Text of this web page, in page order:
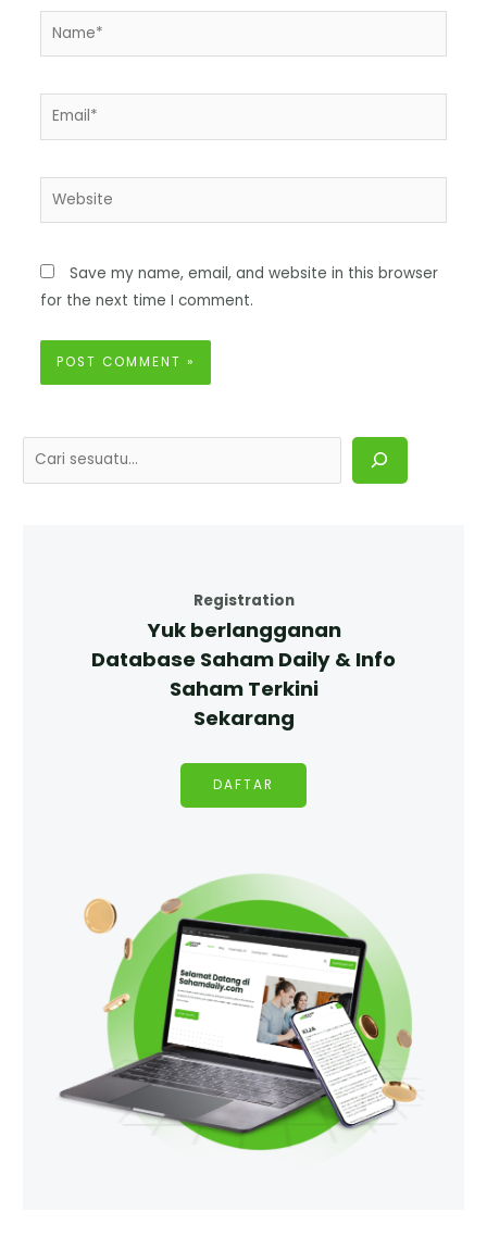
Save my name, email, and website in this browser
for the next time I comment.
Registration
Yuk berlangganan
Database Saham Daily & Info
Saham Terkini
Sekarang
DAFTAR